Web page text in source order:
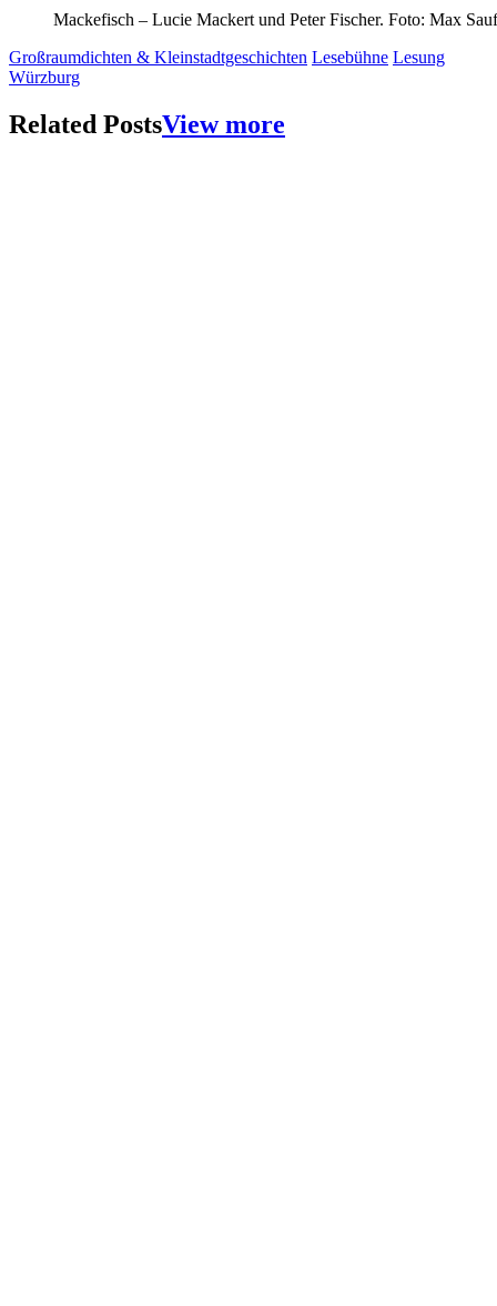
Mackefisch – Lucie Mackert und Peter Fischer. Foto: Max
Großraumdichten & Kleinstadtgeschichten Lesebühne Lesung
Würzburg
Related PostsView more